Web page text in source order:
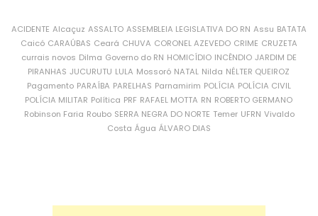
ACIDENTE Alcaçuz ASSALTO ASSEMBLEIA LEGISLATIVA DO RN Assu BATATA
Caicó CARAÚBAS Ceará CHUVA CORONEL AZEVEDO CRIME CRUZETA
currais novos Dilma Governo do RN HOMICÍDIO INCÊNDIO JARDIM DE
PIRANHAS JUCURUTU LULA Mossoró NATAL Nilda NÉLTER QUEIROZ
Pagamento PARAÍBA PARELHAS Parnamirim POLÍCIA POLÍCIA CIVIL
POLÍCIA MILITAR Política PRF RAFAEL MOTTA RN ROBERTO GERMANO
Robinson Faria Roubo SERRA NEGRA DO NORTE Temer UFRN Vivaldo
Costa Água ÁLVARO DIAS